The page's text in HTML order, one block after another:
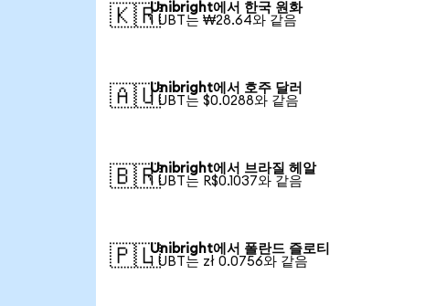
🇰🇷Unibright에서 한국 원화
1 UBT는 ₩28.64와 같음
🇦🇺Unibright에서 호주 달러
1 UBT는 $0.0288와 같음
🇧🇷Unibright에서 브라질 헤알
1 UBT는 R$0.1037와 같음
🇵🇱Unibright에서 폴란드 즐로티
1 UBT는 zł 0.0756와 같음